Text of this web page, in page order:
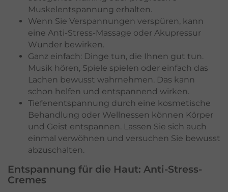
Muskelentspannung erhalten.
Wenn Sie Verspannungen verspüren, kann
eine Anti-Stress-Massage oder Akupressur
Wunder bewirken.
Ganz einfach: Dinge tun, die Ihnen gut tun.
Musik hören, Spiele spielen oder einfach das
Lachen bewusst wahrnehmen. Das kann
schon helfen und entspannend wirken.
Tiefenentspannung durch eine kosmetische
Behandlung oder Wellnessen können Körper
und Geist entspannen. Lassen Sie sich auch
einmal verwöhnen und versuchen Sie bewusst
abzuschalten.
Entspannung für die Haut: Anti-Stress-
Cremes